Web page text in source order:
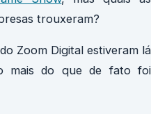
trouxeram?
Zoom Digital estiveram lá
mais do que de fato foi